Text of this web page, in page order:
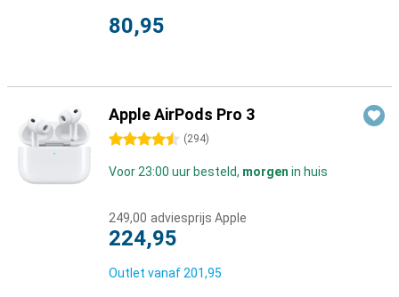
80,95
Apple AirPods Pro 3
4.5 sterren (294)
Voor 23:00 uur besteld, morgen in huis
249,00 adviesprijs Apple
224,95
Outlet vanaf 201,95